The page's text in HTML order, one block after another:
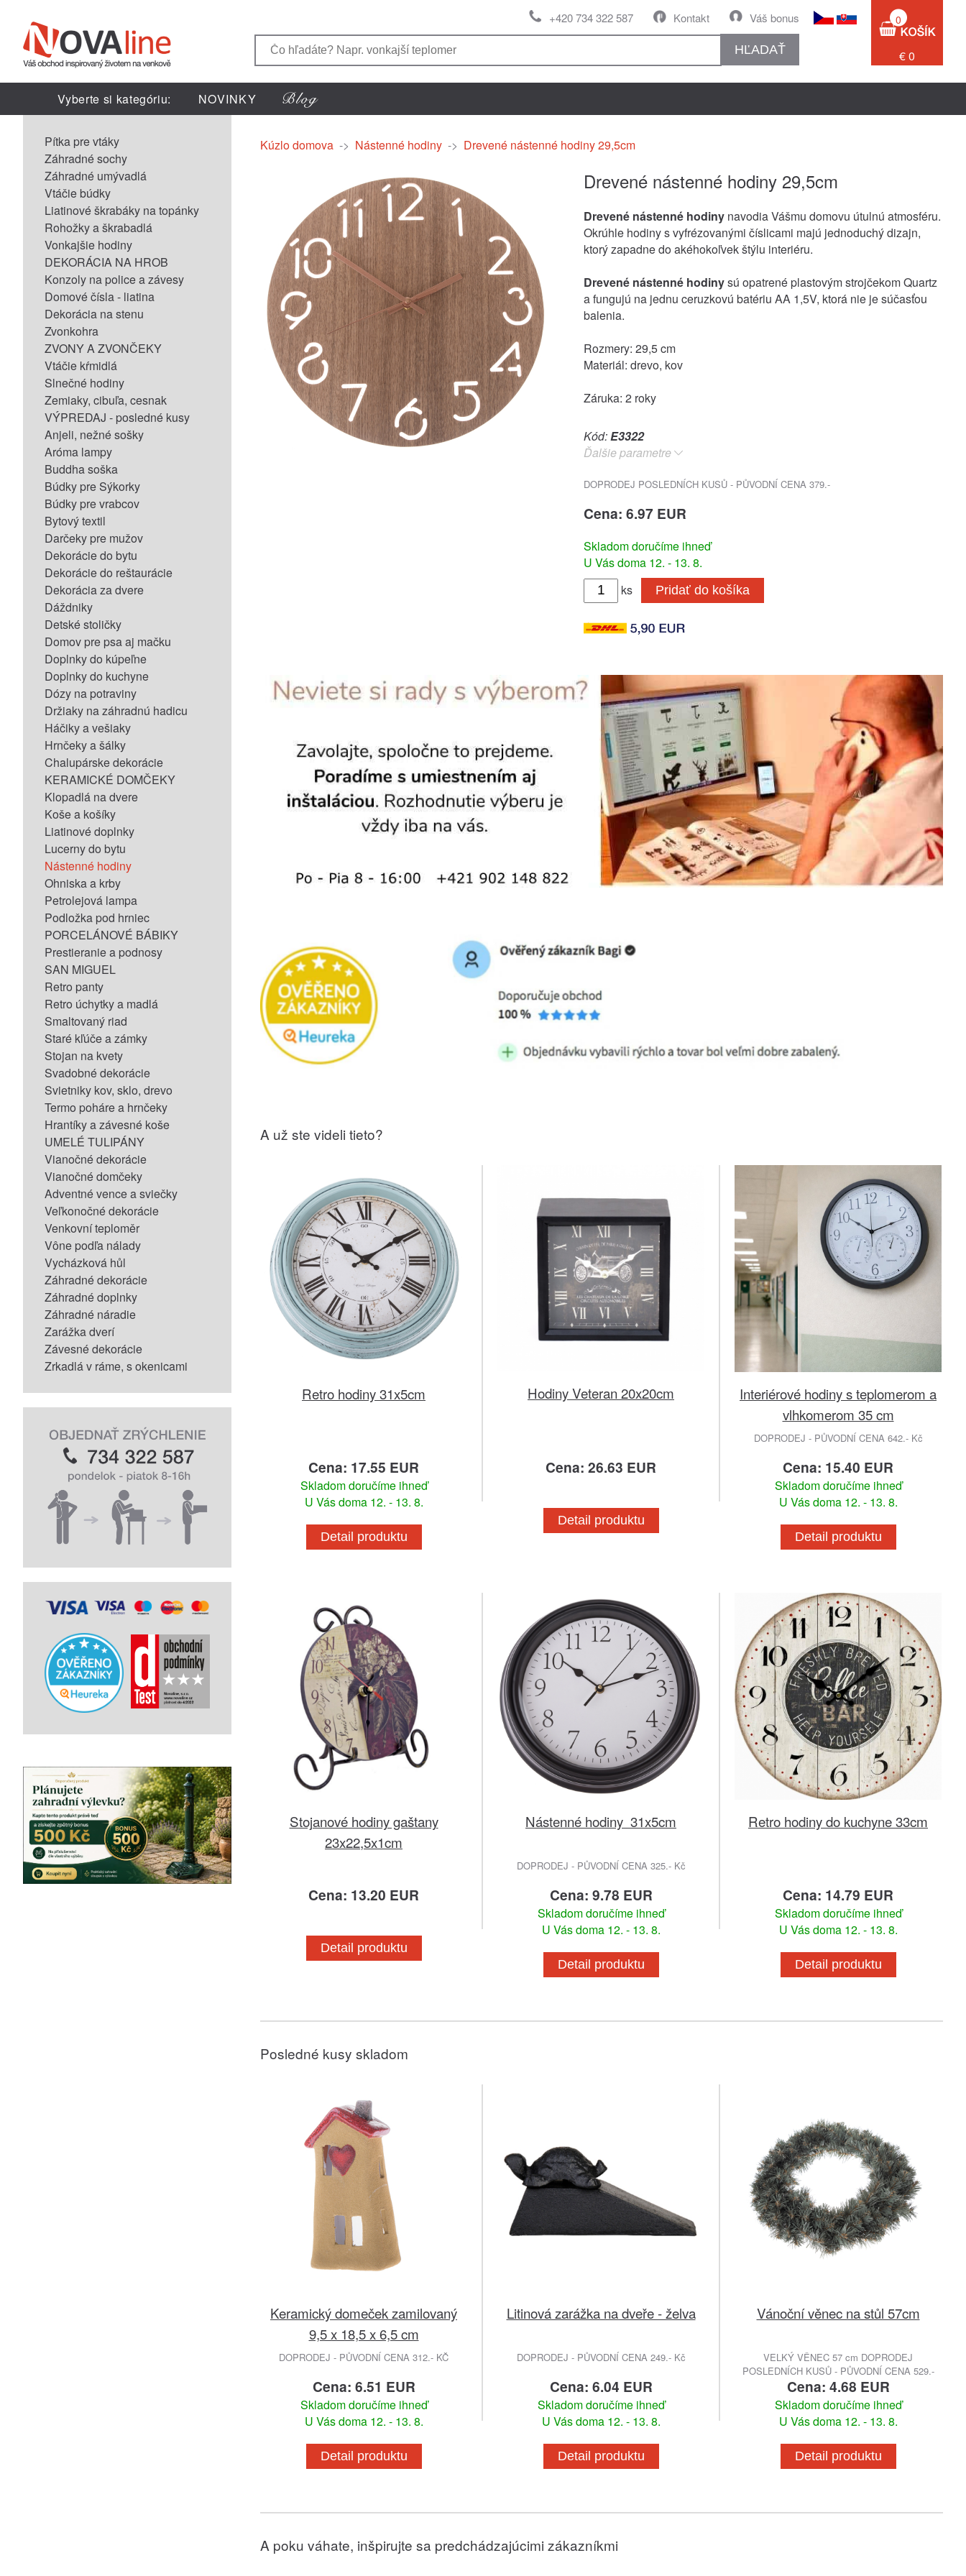
Váš bonus
Kontakt
+420 734 322 587
HĽADAŤ
0
€ 0
Vyberte si kategóriu: NOVINKY
Pítka pre vtáky
Záhradné sochy
Záhradné umývadlá
Vtáčie búdky
Liatinové škrabáky na topánky
Rohožky a škrabadlá
Vonkajšie hodiny
DEKORÁCIA NA HROB
Konzoly na police a závesy
Domové čísla - liatina
Dekorácia na stenu
Zvonkohra
ZVONY A ZVONČEKY
Vtáčie kŕmidlá
Slnečné hodiny
Zemiaky, cibuľa, cesnak
VÝPREDAJ - posledné kusy
Anjeli, nežné sošky
Aróma lampy
Buddha soška
Búdky pre Sýkorky
Búdky pre vrabcov
Bytový textil
Darčeky pre mužov
Dekorácie do bytu
Dekorácie do reštaurácie
Dekorácia za dvere
Dáždniky
Detské stoličky
Domov pre psa aj mačku
Doplnky do kúpeľne
Doplnky do kuchyne
Dózy na potraviny
Držiaky na záhradnú hadicu
Háčiky a vešiaky
Hrnčeky a šálky
Chalupárske dekorácie
KERAMICKÉ DOMČEKY
Klopadlá na dvere
Koše a košíky
Liatinové doplnky
Lucerny do bytu
Nástenné hodiny
Ohniska a krby
Petrolejová lampa
Podložka pod hrniec
PORCELÁNOVÉ BÁBIKY
Prestieranie a podnosy
SAN MIGUEL
Retro panty
Retro úchytky a madlá
Smaltovaný riad
Staré kľúče a zámky
Stojan na kvety
Svadobné dekorácie
Svietniky kov, sklo, drevo
Termo poháre a hrnčeky
Hrantíky a závesné koše
UMELÉ TULIPÁNY
Vianočné dekorácie
Vianočné domčeky
Adventné vence a sviečky
Veľkonočné dekorácie
Venkovní teploměr
Vône podľa nálady
Vycházková hůl
Záhradné dekorácie
Záhradné doplnky
Záhradné náradie
Zarážka dverí
Závesné dekorácie
Zrkadlá v ráme, s okenicami
Kúzlo domova -> Nástenné hodiny -> Drevené nástenné hodiny 29,5cm
Drevené nástenné hodiny 29,5cm
Drevené nástenné hodiny navodia Vášmu domovu útulnú atmosféru.
Okrúhle hodiny s vyfrézovanými číslicami majú jednoduchý dizajn,
ktorý zapadne do akéhokoľvek štýlu interiéru.
Drevené nástenné hodinysú opatrené plastovým strojčekom Quartz
a fungujú na jednu ceruzkovú batériu AA 1,5V, ktorá nie je súčasťou
balenia.
Rozmery: 29,5 cm
Materiál: drevo, kov
Záruka: 2 roky
Kód:E3322
Ďalšie parametre
DOPRODEJ POSLEDNÍCH KUSŮ - PŮVODNÍ CENA 379.-
Cena: 6.97 EUR
Skladom doručíme ihneď
U Vás doma 12. - 13. 8.
ks
Pridať do košíka
A už ste videli tieto?
Retro hodiny 31x5cm
Cena: 17.55 EUR
Skladom doručíme ihneď
U Vás doma 12. - 13. 8.
Detail produktu
Hodiny Veteran 20x20cm
Cena: 26.63 EUR
Detail produktu
Interiérové ​​hodiny s teplomerom a
vlhkomerom 35 cm
DOPRODEJ - PŮVODNÍ CENA 642.- Kč
Cena: 15.40 EUR
Skladom doručíme ihneď
U Vás doma 12. - 13. 8.
Detail produktu
Stojanové hodiny gaštany
23x22,5x1cm
Cena: 13.20 EUR
Detail produktu
Nástenné hodiny 31x5cm
DOPRODEJ - PŮVODNÍ CENA 325.- Kč
Cena: 9.78 EUR
Skladom doručíme ihneď
U Vás doma 12. - 13. 8.
Detail produktu
Retro hodiny do kuchyne 33cm
Cena: 14.79 EUR
Skladom doručíme ihneď
U Vás doma 12. - 13. 8.
Detail produktu
Posledné kusy skladom
Keramický domeček zamilovaný
9,5 x 18,5 x 6,5 cm
DOPRODEJ - PŮVODNÍ CENA 312.- KČ
Cena: 6.51 EUR
Skladom doručíme ihneď
U Vás doma 12. - 13. 8.
Detail produktu
Litinová zarážka na dveře - želva
DOPRODEJ - PŮVODNÍ CENA 249.- Kč
Cena: 6.04 EUR
Skladom doručíme ihneď
U Vás doma 12. - 13. 8.
Detail produktu
Vánoční věnec na stůl 57cm
VELKÝ VĚNEC 57 cm DOPRODEJ
POSLEDNÍCH KUSŮ - PŮVODNÍ CENA 529.-
Cena: 4.68 EUR
Skladom doručíme ihneď
U Vás doma 12. - 13. 8.
Detail produktu
A poku váhate, inšpirujte sa predchádzajúcimi zákazníkmi